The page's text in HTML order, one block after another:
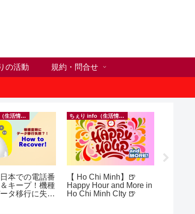
の活動 規約・問合せ
ちぇり info（生活情報）
日本での電話番
キープ！機種
タ移行に失敗
ちぇり info（生活情報）
【 Ho Chi Minh】🍺
Happy Hour and More in
Ho Chi Minh CIty 🍺